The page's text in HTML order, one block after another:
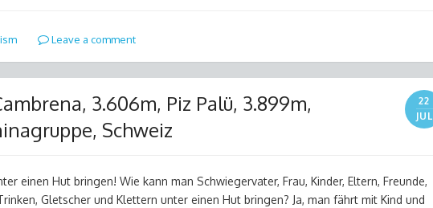
Leave a comment
3.606m, Piz Palü, 3.899m,
Schweiz
22
JUL
einen Hut bringen! Wie kann man Schwiegervater, Frau, Kinder, Eltern, Freunde,
Gletscher und Klettern unter einen Hut bringen? Ja, man fährt mit Kind und